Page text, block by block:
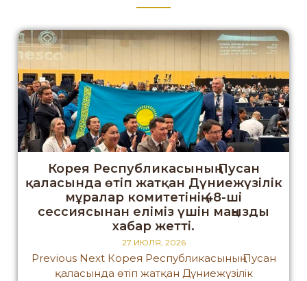
Корея Республикасының Пусан
қаласында өтіп жатқан Дүниежүзілік
мұралар комитетінің 48-ші
сессиясынан еліміз үшін маңызды
хабар жетті.
27 ИЮЛЯ, 2026
Previous Next Корея Республикасының Пусан
қаласында өтіп жатқан Дүниежүзілік